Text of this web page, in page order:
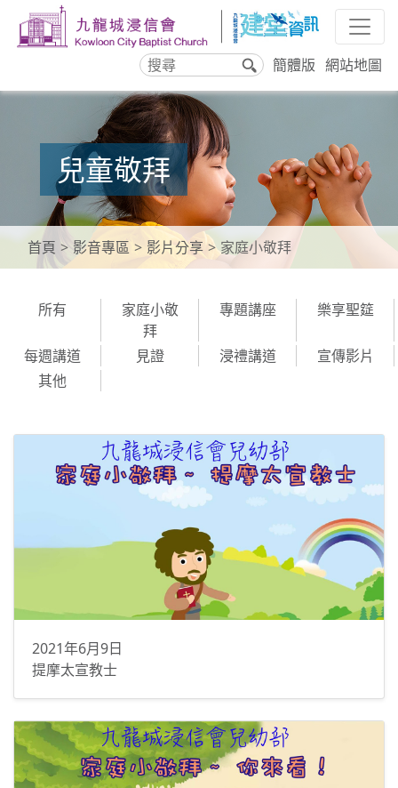
搜
尋
簡體版 網站地圖
兒童敬拜
首頁 影音專區 影片分享 家庭小敬拜
所有
家庭小敬
拜
專題講座 樂享聖筵
每週講道 見證 浸禮講道
宣傳影片
其他
2021年6月9日
提摩太宣教士